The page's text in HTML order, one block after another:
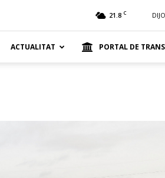
21.8 C
ACTUALITAT PORTAL DE